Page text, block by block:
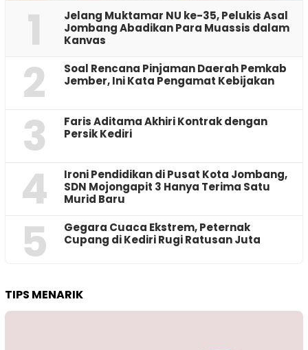
1
Jelang Muktamar NU ke-35, Pelukis Asal
Jombang Abadikan Para Muassis dalam
Kanvas
2
‎Soal Rencana Pinjaman Daerah Pemkab
Jember, Ini Kata Pengamat Kebijakan ‎
3
Faris Aditama Akhiri Kontrak dengan
Persik Kediri
4
Ironi Pendidikan di Pusat Kota Jombang,
SDN Mojongapit 3 Hanya Terima Satu
Murid Baru
5
‎Gegara Cuaca Ekstrem, Peternak
Cupang di Kediri Rugi Ratusan Juta
TIPS MENARIK